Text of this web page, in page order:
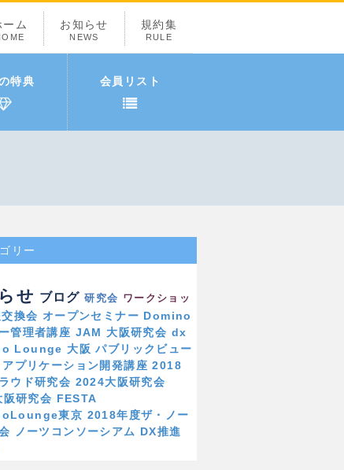
ーム お知らせ
NEWS
規約集
RULE
特典 会員リスト
リー
せ ブログ 研究会 ワークショッ
換会 オープンセミナー Domino
管理者講座 JAM 大阪研究会 dx
Lounge 大阪 パブリックビュー
アプリケーション開発講座 2018
ウド研究会 2024大阪研究会
研究会 FESTA
東京 2018年度ザ・ノー
ノーツコンソーシアム DX推進